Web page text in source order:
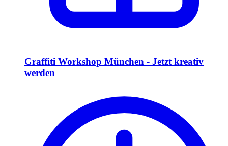
Graffiti Workshop München - Jetzt kreativ
werden